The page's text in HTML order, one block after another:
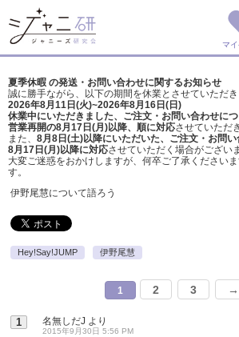
マ
夏季休暇 の発送・お問い合わせに関するお知らせ
誠に勝手ながら、以下の期間を休業とさせていただき
2026年8月11日(火)~2026年8月16日(日)
休業中にいただきました、ご注文・お問い合わせにつ
営業再開の8月17日(月)以降、順に対応させていただ
また、 8月8日(土)以降にいただいた、ご注文・ お問い
8月17日(月)以降に対応させていただく場合がござい
大変ご迷惑をおかけしますが、 何卒ご了承ください
す。
伊野尾慧について語ろう
Hey!Say!JUMP 伊野尾慧
1 2 3 →
1 名無しだJ より
2015年9月30日 5:56 PM